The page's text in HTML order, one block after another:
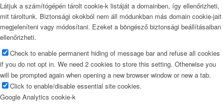
Látjuk a számítógépén tárolt cookie-k listáját a domainben, így ellenőrizheti,
mit tároltunk. Biztonsági okokból nem áll módunkban más domain cookie-jait
megjeleníteni vagy módosítani. Ezeket a böngésző biztonsági beállításaiban
ellenőrizheti.
Check to enable permanent hiding of message bar and refuse all cookies
if you do not opt in. We need 2 cookies to store this setting. Otherwise you
will be prompted again when opening a new browser window or new a tab.
Click to enable/disable essential site cookies.
Google Analytics cookie-k